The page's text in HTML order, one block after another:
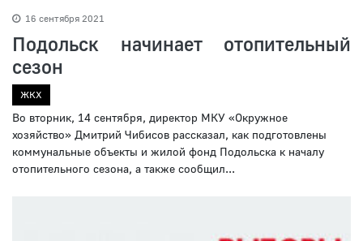
16 сентября 2021
Подольск начинает отопительный
сезон
ЖКХ
Во вторник, 14 сентября, директор МКУ «Окружное
хозяйство» Дмитрий Чибисов рассказал, как подготовлены
коммунальные объекты и жилой фонд Подольска к началу
отопительного сезона, а также сообщил...